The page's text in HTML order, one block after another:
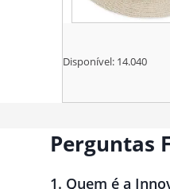
Disponível: 14.040
Perguntas
1. Quem é a